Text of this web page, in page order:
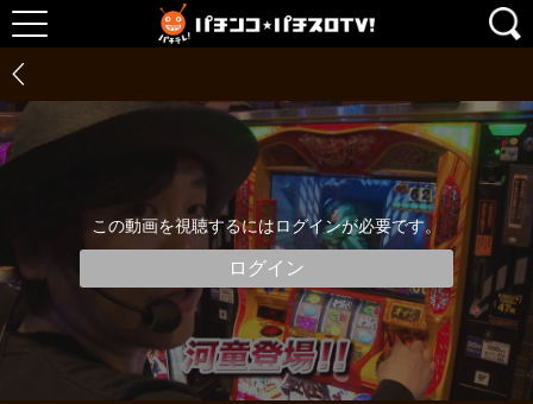
この動画を視聴するにはログインが必要です。
ログイン